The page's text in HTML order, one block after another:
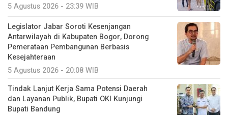
5 Agustus 2026 - 23:39 WIB
Legislator Jabar Soroti Kesenjangan
Antarwilayah di Kabupaten Bogor, Dorong
Pemerataan Pembangunan Berbasis
Kesejahteraan
5 Agustus 2026 - 20:08 WIB
Tindak Lanjut Kerja Sama Potensi Daerah
dan Layanan Publik, Bupati OKI Kunjungi
Bupati Bandung